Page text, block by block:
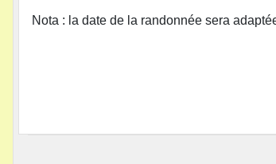
Nota : la date de la randonnée sera